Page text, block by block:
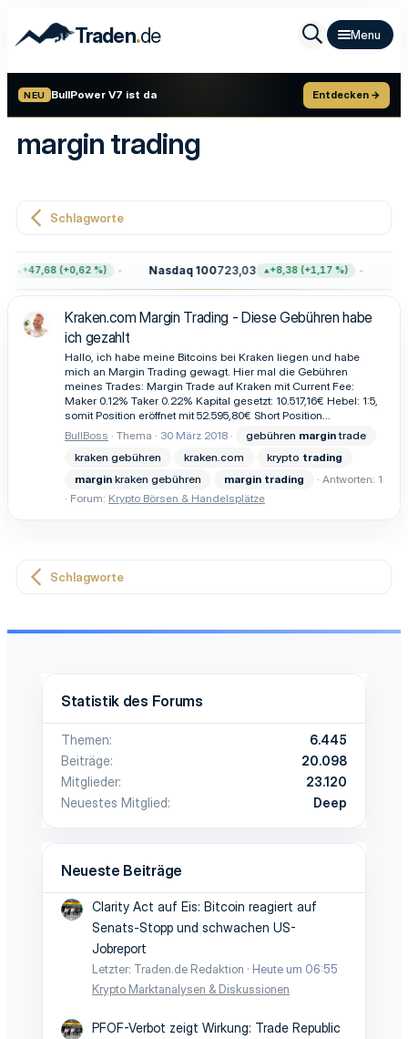
Traden.de
NEU BullPower V7 ist da Entdecken →
margin trading
Schlagworte
+47,68 (+0,62 %) Nasdaq 100723,03 +8,38 (+1,17 %)
Kraken.com Margin Trading - Diese Gebühren habe
ich gezahlt
Hallo, ich habe meine Bitcoins bei Kraken liegen und habe
mich an Margin Trading gewagt. Hier mal die Gebühren
meines Trades: Margin Trade auf Kraken mit Current Fee:
Maker 0.12% Taker 0.22% Kapital gesetzt: 10.517,16€ Hebel: 1:5,
somit Position eröffnet mit 52.595,80€ Short Position...
BullBoss
Thema 30 März 2018 gebühren margintrade
kraken gebühren
kraken.com krypto trading
margin kraken gebühren margin trading
Antworten: 1
Forum: Krypto Börsen & Handelsplätze
Schlagworte
Statistik des Forums
Themen
6.445
Beiträge
20.098
Mitglieder
23.120
Neuestes Mitglied
Deep
Neueste Beiträge
Clarity Act auf Eis: Bitcoin reagiert auf
Senats-Stopp und schwachen US-
Jobreport
Letzter: Traden.de Redaktion
Heute um 06:55
Krypto Marktanalysen & Diskussionen
PFOF-Verbot zeigt Wirkung: Trade Republic